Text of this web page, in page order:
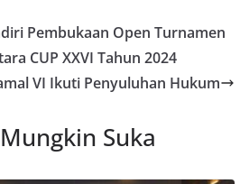
Pembukaan Open Turnamen
CUP XXVI Tahun 2024
VI Ikuti Penyuluhan Hukum
Suka